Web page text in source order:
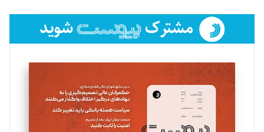
فائزه فتحی رستمی
تحریریه
سروش کرمیان
تحریریه